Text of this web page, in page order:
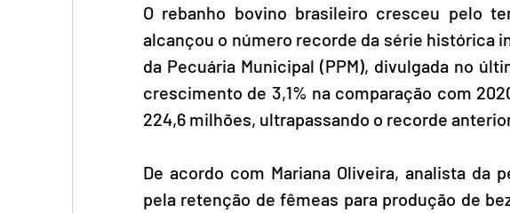
O rebanho bovino brasileiro cresceu pelo
alcançou o número recorde da série histórica
da Pecuária Municipal (PPM), divulgada no
crescimento de 3,1% na comparação com
224,6 milhões, ultrapassando o recorde
De acordo com Mariana Oliveira, analista da
pela retenção de fêmeas para produção de